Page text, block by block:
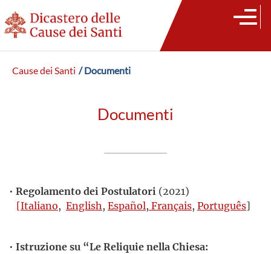
Cause dei Santi / Documenti
Documenti
• Regolamento dei Postulatori (2021)
[Italiano, English, Español, Français, Português]
• Istruzione su “Le Reliquie nella Chiesa: